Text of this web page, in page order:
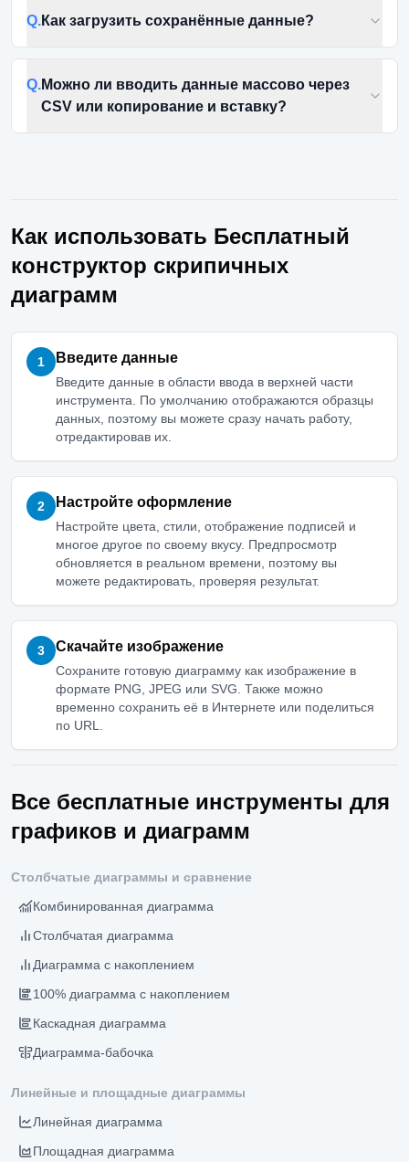
Q.Как загрузить сохранённые данные?
Q.Можно ли вводить данные массово через
CSV или копирование и вставку?
Как использовать Бесплатный
конструктор скрипичных
диаграмм
1 Введите данные
Введите данные в области ввода в верхней части
инструмента. По умолчанию отображаются образцы
данных, поэтому вы можете сразу начать работу,
отредактировав их.
2 Настройте оформление
Настройте цвета, стили, отображение подписей и
многое другое по своему вкусу. Предпросмотр
обновляется в реальном времени, поэтому вы
можете редактировать, проверяя результат.
3 Скачайте изображение
Сохраните готовую диаграмму как изображение в
формате PNG, JPEG или SVG. Также можно
временно сохранить её в Интернете или поделиться
по URL.
Все бесплатные инструменты для
графиков и диаграмм
Столбчатые диаграммы и сравнение
Комбинированная диаграмма
Столбчатая диаграмма
Диаграмма с накоплением
100% диаграмма с накоплением
Каскадная диаграмма
Диаграмма-бабочка
Линейные и площадные диаграммы
Линейная диаграмма
Площадная диаграмма